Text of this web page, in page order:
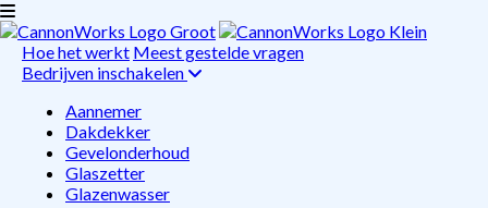
Hoe het werkt Meest gestelde vragen
Bedrijven inschakelen
Aannemer
Dakdekker
Gevelonderhoud
Glaszetter
Glazenwasser